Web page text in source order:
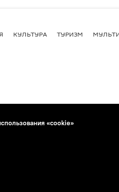
КУЛЬТУРА ТУРИЗМ
«cookie»